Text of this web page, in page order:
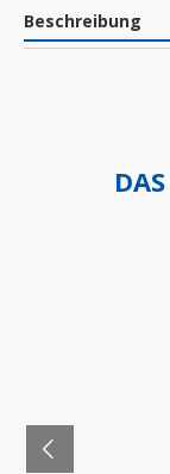
Beschreibung